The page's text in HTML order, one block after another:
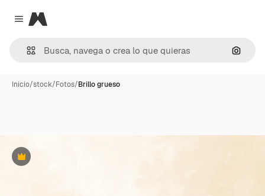
Close menu
Magnific
Inicio/stock/Fotos/Brillo grueso
Premium